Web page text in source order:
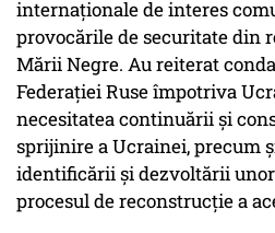
internaționale de interes
provocările de securitate din
Mării Negre. Au reiterat
Federației Ruse împotriva
necesitatea continuării și
sprijinire a Ucrainei, precum
identificării și dezvoltării
procesul de reconstrucție a